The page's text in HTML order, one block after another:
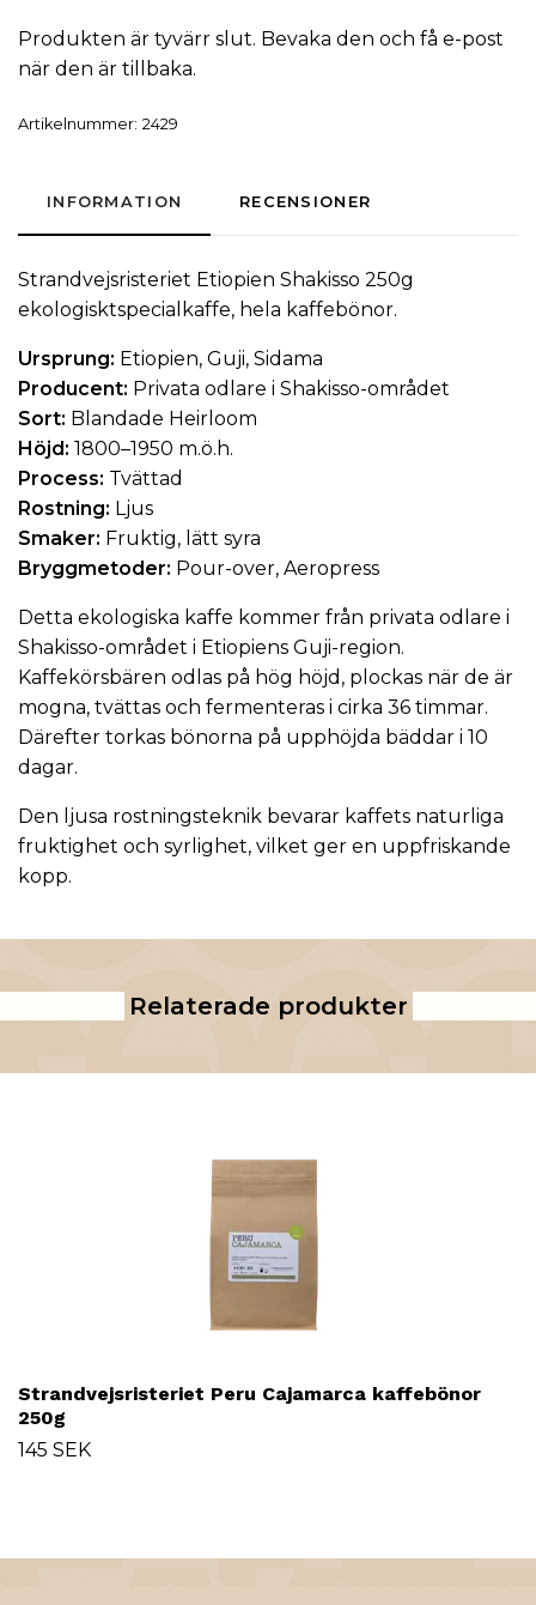
Produkten är tyvärr slut. Bevaka den och få e-post
när den är tillbaka.
Artikelnummer: 2429
INFORMATION RECENSIONER
Strandvejsristeriet Etiopien Shakisso 250g
ekologisktspecialkaffe, hela kaffebönor.
Ursprung: Etiopien, Guji, Sidama
Producent: Privata odlare i Shakisso-området
Sort: Blandade Heirloom
Höjd: 1800–1950 m.ö.h.
Process: Tvättad
Rostning: Ljus
Smaker: Fruktig, lätt syra
Bryggmetoder: Pour-over, Aeropress
Detta ekologiska kaffe kommer från privata odlare i
Shakisso-området i Etiopiens Guji-region.
Kaffekörsbären odlas på hög höjd, plockas när de är
mogna, tvättas och fermenteras i cirka 36 timmar.
Därefter torkas bönorna på upphöjda bäddar i 10
dagar.
Den ljusa rostningsteknik bevarar kaffets naturliga
fruktighet och syrlighet, vilket ger en uppfriskande
kopp.
Relaterade produkter
Strandvejsristeriet Peru Cajamarca kaffebönor
250g
145 SEK